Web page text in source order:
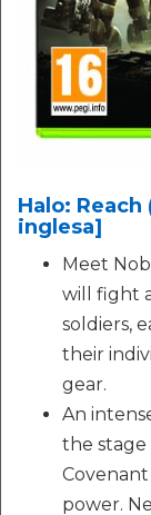
Halo:
inglesa]
Meet
will fight
soldiers,
their
gear.
An
the stage
power.